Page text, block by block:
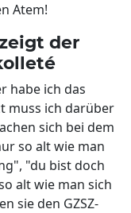
Atem!
der
habe ich das
muss ich darüber
sich bei dem
so alt wie man
"du bist doch
alt wie man sich
sie den GZSZ-